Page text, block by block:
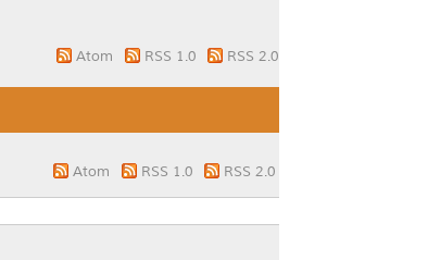
Atom RSS 1.0 RSS 2.0
Atom RSS 1.0 RSS 2.0